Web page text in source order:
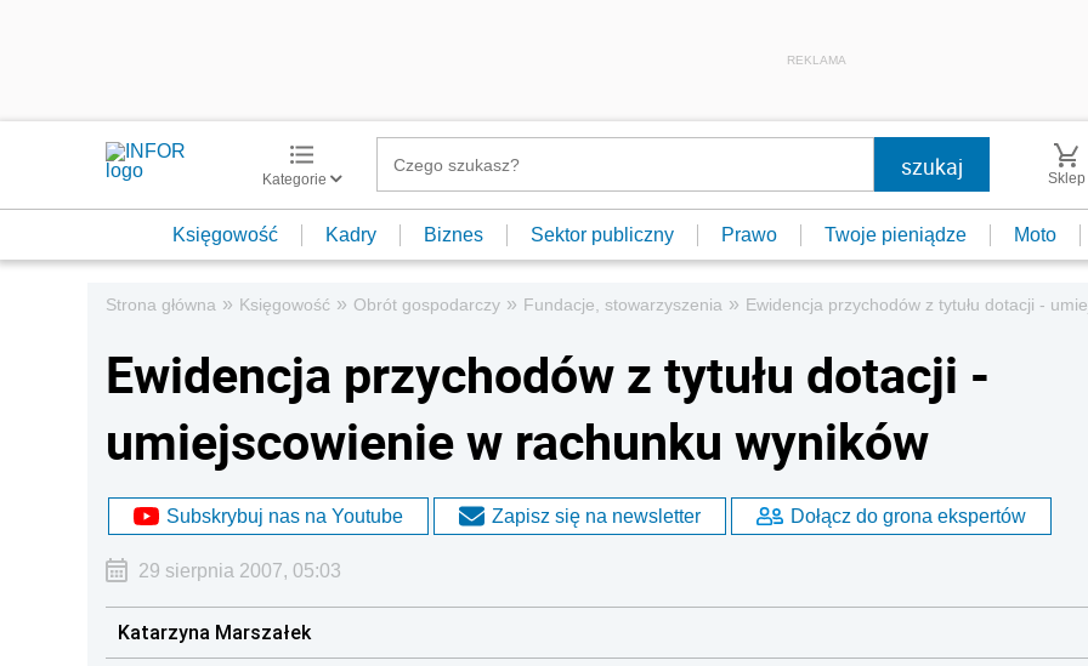
REKLAMA
Kategorie Sklep
Księgowość Kadry Biznes Sektor publiczny Prawo Twoje pieniądze Moto
Strona główna » Księgowość » Obrót gospodarczy » Fundacje, stowarzyszenia » Ewidencja przychodów z tytułu dotacji -
Ewidencja przychodów z tytułu dotacji -
umiejscowienie w rachunku wyników
Subskrybuj nas na Youtube Zapisz się na newsletter Dołącz do grona ekspertów
29 sierpnia 2007, 05:03
Katarzyna Marszałek